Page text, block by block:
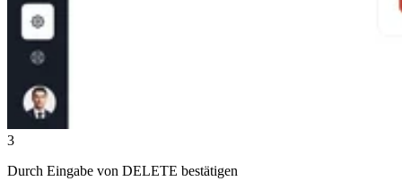
3
Durch Eingabe von DELETE bestätigen